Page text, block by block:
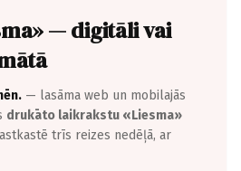
— digitāli vai
— lasāma web un mobilajās
drukāto laikrakstu «Liesma»
trīs reizes nedēļā, ar